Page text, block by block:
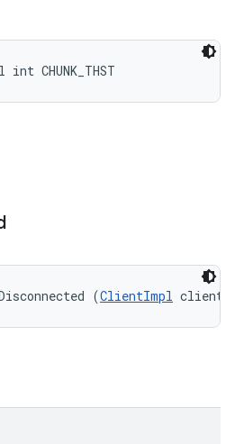
CHUNK_THST
(ClientImpl client)